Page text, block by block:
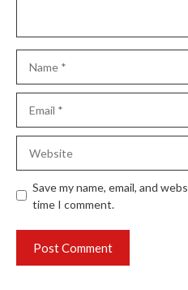
Save my name, email, and
time I comment.